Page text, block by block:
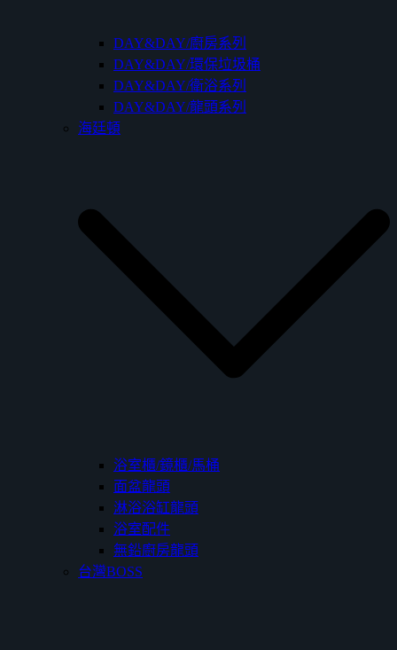
DAY&DAY/廚房系列
DAY&DAY/環保垃圾桶
DAY&DAY/衛浴系列
DAY&DAY/龍頭系列
海廷頓
浴室櫃/鏡櫃/馬桶
面盆龍頭
淋浴浴缸龍頭
浴室配件
無鉛廚房龍頭
台灣BOSS